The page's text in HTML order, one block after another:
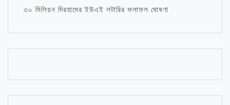
৩০ মিলিয়ন দিরহামের ইউএই লটারির ফলাফল ঘোষণা